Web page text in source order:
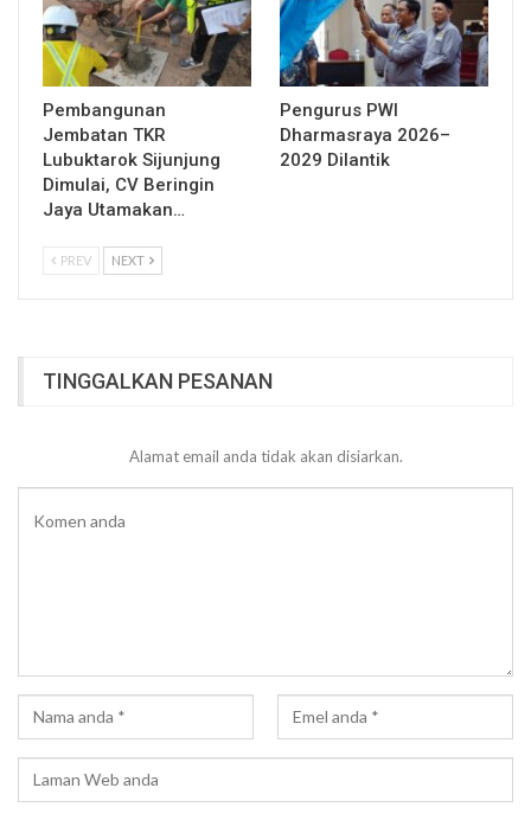
Pembangunan
Jembatan TKR
Lubuktarok Sijunjung
Dimulai, CV Beringin
Jaya Utamakan…
Pengurus PWI
Dharmasraya 2026–
2029 Dilantik
PREV NEXT
TINGGALKAN PESANAN
Alamat email anda tidak akan disiarkan.